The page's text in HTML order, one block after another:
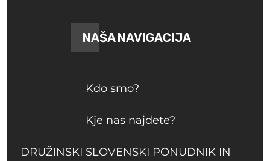
NAŠA NAVIGACIJA
Kdo smo?
Kje nas najdete?
DRUŽINSKI SLOVENSKI PONUDNIK IN